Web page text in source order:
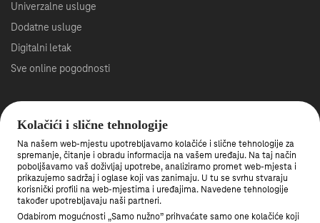
Kolačići i slične tehnologije
Na našem web-mjestu upotrebljavamo kolačiće i slične tehnologije za
spremanje, čitanje i obradu informacija na vašem uređaju. Na taj način
poboljšavamo vaš doživljaj upotrebe, analiziramo promet web-mjesta i
prikazujemo sadržaj i oglase koji vas zanimaju. U tu se svrhu stvaraju
korisnički profili na web-mjestima i uređajima. Navedene tehnologije
također upotrebljavaju naši partneri.
Odabirom mogućnosti „Samo nužno” prihvaćate samo one kolačiće koji
Univerzalne usluge
Dodatne usluge
Digitalni letak
Sve online pogodnosti
Veleprodaja
Što je 5G mreža?
Gašenje 3G mreže
Među prvima saznajte nove pogodnosti.